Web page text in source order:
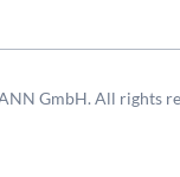
GmbH. All rights